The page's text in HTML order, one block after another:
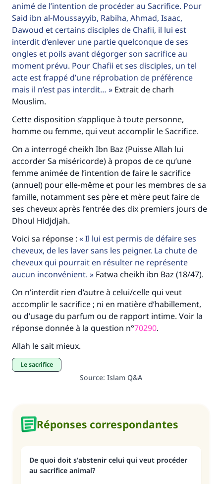
animé de l’intention de procéder au Sacrifice. Pour
Said ibn al-Moussayyib, Rabiha, Ahmad, Isaac,
Dawoud et certains disciples de Chafii, il lui est
interdit d’enlever une partie quelconque de ses
ongles et poils avant dégorger son sacrifice au
moment prévu. Pour Chafii et ses disciples, un tel
acte est frappé d’une réprobation de préférence
mais il n’est pas interdit…
Extrait de charh
Mouslim.
Cette disposition s’applique à toute personne,
homme ou femme, qui veut accomplir le Sacrifice.
On a interrogé cheikh Ibn Baz (Puisse Allah lui
accorder Sa miséricorde) à propos de ce qu’une
femme animée de l’intention de faire le sacrifice
(annuel) pour elle-même et pour les membres de sa
famille, notamment ses père et mère peut faire de
ses cheveux après l’entrée des dix premiers jours de
Dhoul Hidjdjah.
Voici sa réponse :
Il lui est permis de défaire ses
cheveux, de les laver sans les peigner. La chute de
cheveux qui pourrait en résulter ne représente
aucun inconvénient.
Fatwa cheikh ibn Baz (18/47).
On n’interdit rien d’autre à celui/celle qui veut
accomplir le sacrifice ; ni en matière d’habillement,
ou d’usage du parfum ou de rapport intime. Voir la
réponse donnée à la question n°70290.
Allah le sait mieux.
le sacrifice
Source: Islam Q&A
Réponses correspondantes
De quoi doit s'abstenir celui qui veut procéder
au sacrifice animal?
Faites une différence dans la vie de
millions de personnes grâce à votre
contribution
Aidez nous à apporter des réponses.
Le Messager d'Allah (Paix sur lui) a dit:
"Celui qui indique une bonne action obtient la
même récompense que celui qui le fait."
(MOUSLIM 1893)
Soutenez IslamQA